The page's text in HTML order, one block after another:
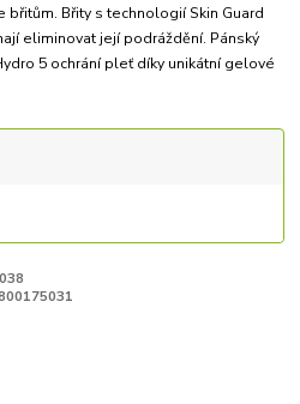
Břity s technologií Skin Guard
eliminovat její podráždění. Pánský
5 ochrání pleť díky unikátní gelové